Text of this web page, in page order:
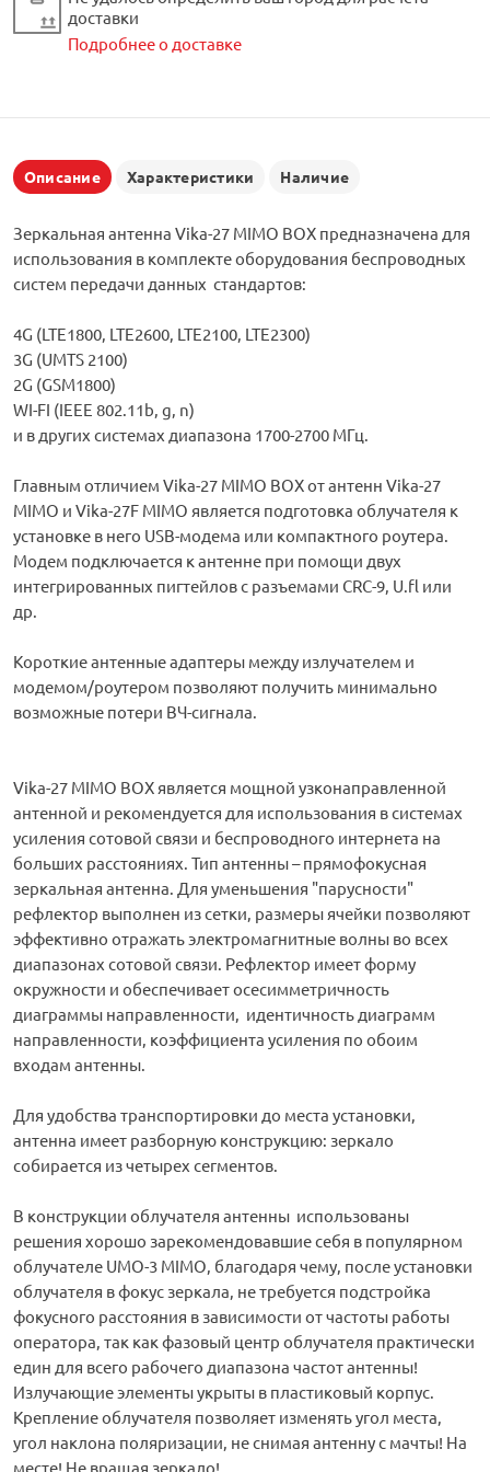
доставки
Подробнее о доставке
Описание Характеристики Наличие
Зеркальная антенна Vika-27 MIMO BOX предназначена для
использования в комплекте оборудования беспроводных
систем передачи данных стандартов:
4G (LTE1800, LTE2600, LTE2100, LTE2300)
3G (UMTS 2100)
2G (GSM1800)
WI-FI (IEEE 802.11b, g, n)
и в других системах диапазона 1700-2700 МГц.
Главным отличием Vika-27 MIMO BOX от антенн Vika-27
MIMO и Vika-27F MIMO является подготовка облучателя к
установке в него USB-модема или компактного роутера.
Модем подключается к антенне при помощи двух
интегрированных пигтейлов с разъемами CRC-9, U.fl или
др.
Короткие антенные адаптеры между излучателем и
модемом/роутером позволяют получить минимально
возможные потери ВЧ-сигнала.
Vika-27 MIMO BOX является мощной узконаправленной
антенной и рекомендуется для использования в системах
усиления сотовой связи и беспроводного интернета на
больших расстояниях. Тип антенны – прямофокусная
зеркальная антенна. Для уменьшения "парусности"
рефлектор выполнен из сетки, размеры ячейки позволяют
эффективно отражать электромагнитные волны во всех
диапазонах сотовой связи. Рефлектор имеет форму
окружности и обеспечивает осесимметричность
диаграммы направленности, идентичность диаграмм
направленности, коэффициента усиления по обоим
входам антенны.
Для удобства транспортировки до места установки,
антенна имеет разборную конструкцию: зеркало
собирается из четырех сегментов.
В конструкции облучателя антенны использованы
решения хорошо зарекомендовавшие себя в популярном
облучателе UMO-3 MIMO, благодаря чему, после установки
облучателя в фокус зеркала, не требуется подстройка
фокусного расстояния в зависимости от частоты работы
оператора, так как фазовый центр облучателя практически
един для всего рабочего диапазона частот антенны!
Излучающие элементы укрыты в пластиковый корпус.
Крепление облучателя позволяет изменять угол места,
угол наклона поляризации, не снимая антенну с мачты! На
месте! Не вращая зеркало!